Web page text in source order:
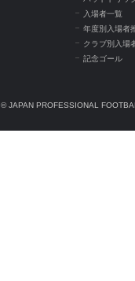
入場者一覧
年度別入場者
クラブ別入場
記念ゴール
© JAPAN PROFESSIONAL